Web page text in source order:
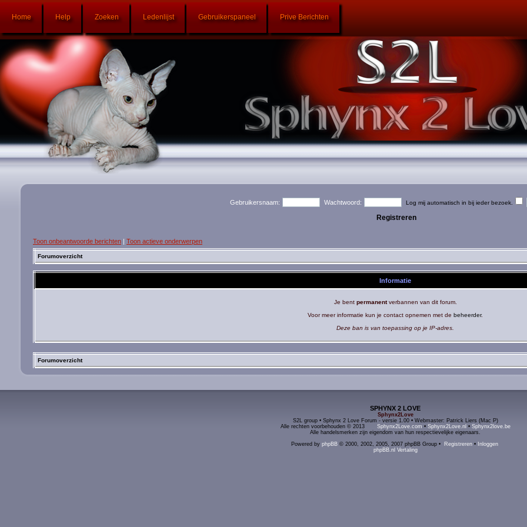
Home Help Zoeken Ledenlijst Gebruikerspaneel Prive Berichten
Gebruikersnaam: Wachtwoord: Log mij automatisch in bij ieder bezoek.
Registreren
Toon onbeantwoorde berichten | Toon actieve onderwerpen
Forumoverzicht
Informatie
Je bent permanentverbannen van dit forum.
Voor meer informatie kun je contact opnemen met de beheerder.
Deze ban is van toepassing op je IP-adres.
Forumoverzicht
SPHYNX 2 LOVE
Sphynx2Love
S2L group • Sphynx 2 Love Forum - versie 1.00 • Webmaster: Patrick Liers (Mac P)
Alle rechten voorbehouden © 2013 Sphynx2Love.com • Sphynx2Love.nl • Sphynx2love.be
Alle handelsmerken zijn eigendom van hun respectievelijke eigenaars.
Powered by phpBB© 2000, 2002, 2005, 2007 phpBB Group • Registreren• Inloggen
phpBB.nl Vertaling